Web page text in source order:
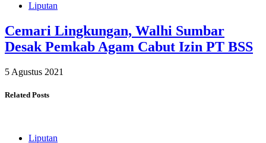
Liputan
Cemari Lingkungan, Walhi Sumbar
Desak Pemkab Agam Cabut Izin PT BSS
5 Agustus 2021
Related Posts
Liputan